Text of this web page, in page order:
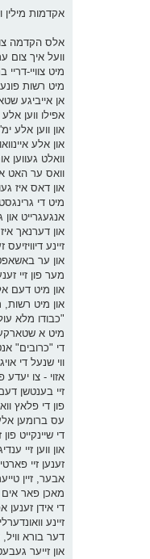
אקדמות מילין
אלס הקדמה צו
וועל איך צום
מיט צוויי-
מיט רשות
אן אייביגע
אפילו ווען
און ווען אלע
און אלע
וואלט געווען
וואס ער האט
און דאס איז
מיט די
אנגעגרייט
און דערנאך איז
זיינע
און ער
מער פון זיי
און מיט דעם
און מיט רשות,
"כבודו מלא
מיט א שטארקע
די "כרובים"
ווי שנעל די
אזוי - צו יעדע
זיי בענטשן
פון די פלאץ
עס ברומען אלע
די שיינקייט
און ווען זיי
זענען זיי
אבער, זיין
מאכן פאר אים
די אידן זענען
זיינע
דער בורא וויל,
און זייער